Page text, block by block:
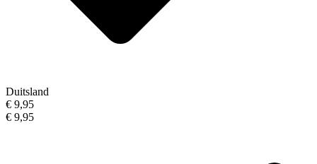
Duitsland
€ 9,95
€ 9,95